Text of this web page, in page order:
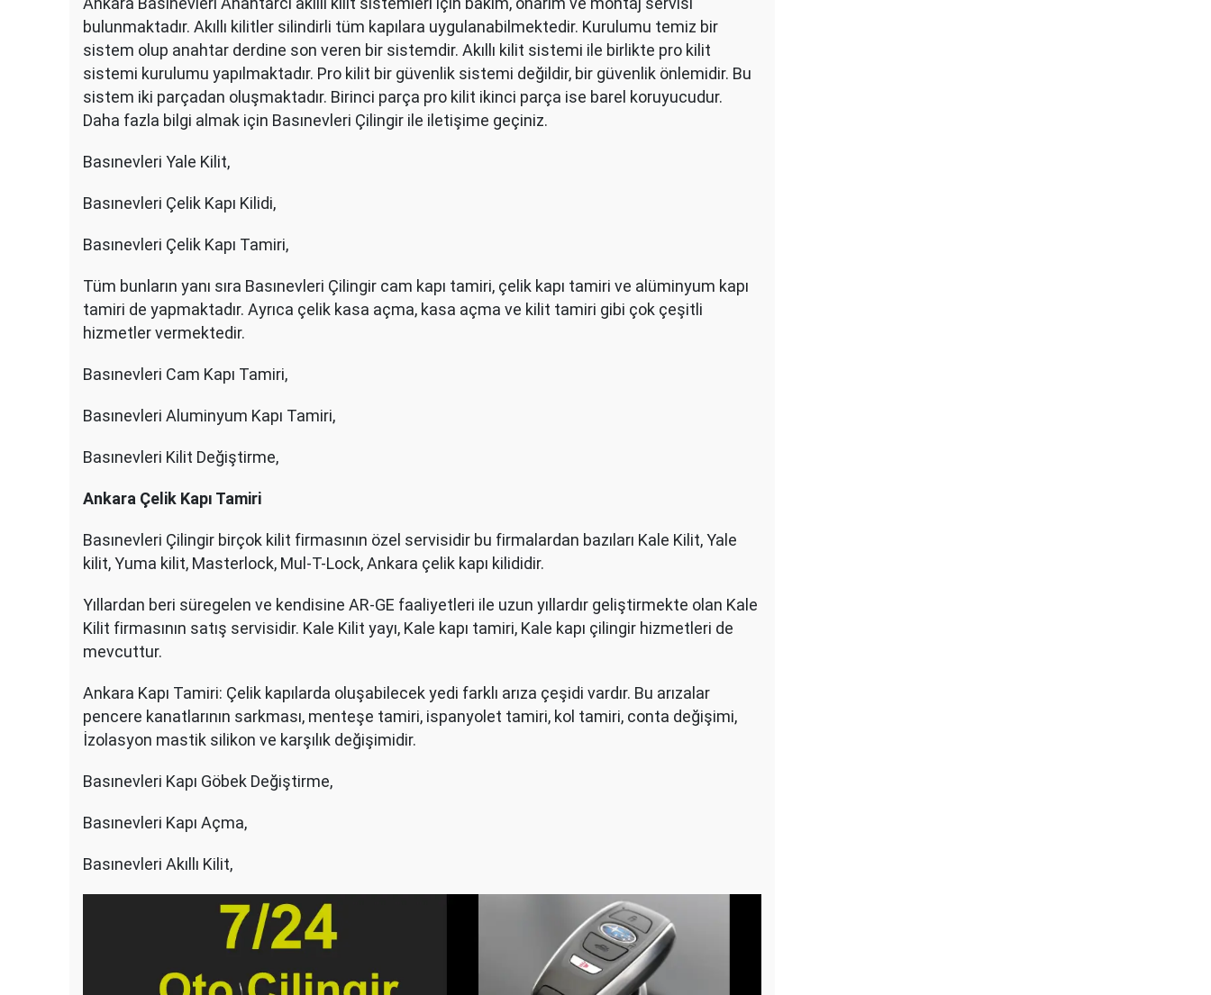
bulunmaktadır. Akıllı kilitler silindirli tüm kapılara uygulanabilmektedir. Kurulumu temiz bir
sistem olup anahtar derdine son veren bir sistemdir. Akıllı kilit sistemi ile birlikte pro kilit
sistemi kurulumu yapılmaktadır. Pro kilit bir güvenlik sistemi değildir, bir güvenlik önlemidir. Bu
sistem iki parçadan oluşmaktadır. Birinci parça pro kilit ikinci parça ise barel koruyucudur.
Daha fazla bilgi almak için Basınevleri Çilingir ile iletişime geçiniz.
Basınevleri Yale Kilit,
Basınevleri Çelik Kapı Kilidi,
Basınevleri Çelik Kapı Tamiri,
Tüm bunların yanı sıra Basınevleri Çilingir cam kapı tamiri, çelik kapı tamiri ve alüminyum kapı
tamiri de yapmaktadır. Ayrıca çelik kasa açma, kasa açma ve kilit tamiri gibi çok çeşitli
hizmetler vermektedir.
Basınevleri Cam Kapı Tamiri,
Basınevleri Aluminyum Kapı Tamiri,
Basınevleri Kilit Değiştirme,
Ankara Çelik Kapı Tamiri
Basınevleri Çilingir birçok kilit firmasının özel servisidir bu firmalardan bazıları Kale Kilit, Yale
kilit, Yuma kilit, Masterlock, Mul-T-Lock, Ankara çelik kapı kilididir.
Yıllardan beri süregelen ve kendisine AR-GE faaliyetleri ile uzun yıllardır geliştirmekte olan Kale
Kilit firmasının satış servisidir. Kale Kilit yayı, Kale kapı tamiri, Kale kapı çilingir hizmetleri de
mevcuttur.
Ankara Kapı Tamiri: Çelik kapılarda oluşabilecek yedi farklı arıza çeşidi vardır. Bu arızalar
pencere kanatlarının sarkması, menteşe tamiri, ispanyolet tamiri, kol tamiri, conta değişimi,
İzolasyon mastik silikon ve karşılık değişimidir.
Basınevleri Kapı Göbek Değiştirme,
Basınevleri Kapı Açma,
Basınevleri Akıllı Kilit,